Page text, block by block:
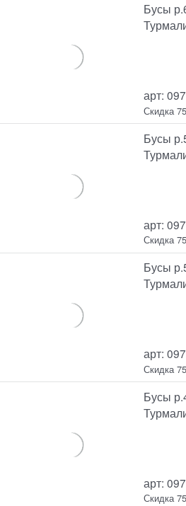
Бусы
арт:
Скидка
Бусы
арт:
Скидка
Бусы
арт:
Скидка
Бусы
арт:
Скидка